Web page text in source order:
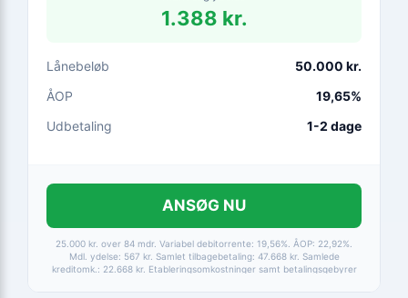
1.388 kr.
Lånebeløb
50.000 kr.
ÅOP
19,65%
Udbetaling
1-2 dage
ANSØG NU
25.000 kr. over 84 mdr. Variabel debitorrente: 19,56%. ÅOP: 22,92%.
Mdl. ydelse: 567 kr. Samlet tilbagebetaling: 47.668 kr. Samlede
kreditomk.: 22.668 kr. Etableringsomkostninger samt betalingsgebyrer